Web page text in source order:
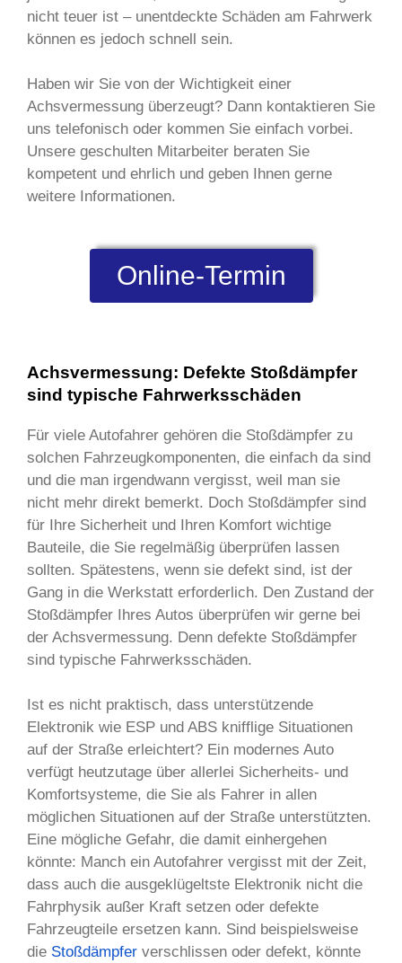
nicht teuer ist – unentdeckte Schäden am Fahrwerk
können es jedoch schnell sein.
Haben wir Sie von der Wichtigkeit einer
Achsvermessung überzeugt? Dann kontaktieren Sie
uns telefonisch oder kommen Sie einfach vorbei.
Unsere geschulten Mitarbeiter beraten Sie
kompetent und ehrlich und geben Ihnen gerne
weitere Informationen.
Online-Termin
Achsvermessung: Defekte Stoßdämpfer
sind typische Fahrwerksschäden
Für viele Autofahrer gehören die Stoßdämpfer zu
solchen Fahrzeugkomponenten, die einfach da sind
und die man irgendwann vergisst, weil man sie
nicht mehr direkt bemerkt. Doch Stoßdämpfer sind
für Ihre Sicherheit und Ihren Komfort wichtige
Bauteile, die Sie regelmäßig überprüfen lassen
sollten. Spätestens, wenn sie defekt sind, ist der
Gang in die Werkstatt erforderlich. Den Zustand der
Stoßdämpfer Ihres Autos überprüfen wir gerne bei
der Achsvermessung. Denn defekte Stoßdämpfer
sind typische Fahrwerksschäden.
Ist es nicht praktisch, dass unterstützende
Elektronik wie ESP und ABS knifflige Situationen
auf der Straße erleichtert? Ein modernes Auto
verfügt heutzutage über allerlei Sicherheits- und
Komfortsysteme, die Sie als Fahrer in allen
möglichen Situationen auf der Straße unterstützten.
Eine mögliche Gefahr, die damit einhergehen
könnte: Manch ein Autofahrer vergisst mit der Zeit,
dass auch die ausgeklügeltste Elektronik nicht die
Fahrphysik außer Kraft setzen oder defekte
Fahrzeugteile ersetzen kann. Sind beispielsweise
die Stoßdämpfer verschlissen oder defekt, könnte